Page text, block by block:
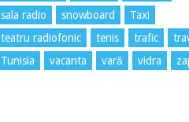
sala radio
snowboard
Taxi
teatru radiofonic
tenis trafic
Tunisia
vacanta vară vidra